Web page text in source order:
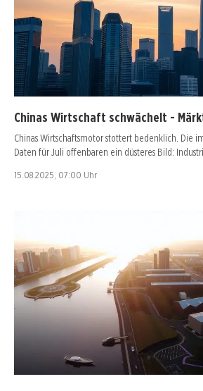
Chinas Wirtschaft schwächelt -
Chinas Wirtschaftsmotor stottert bedenklich. Die
Daten für Juli offenbaren ein düsteres Bild:
15.08.2025, 07:00 Uhr